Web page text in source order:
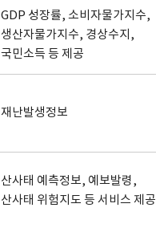
GDP 성장률, 소비자물가지수,
생산자물가지수, 경상수지,
국민소득 등 제공
재난발생정보
산사태 예측정보, 예보발령,
산사태 위험지도 등 서비스 제공